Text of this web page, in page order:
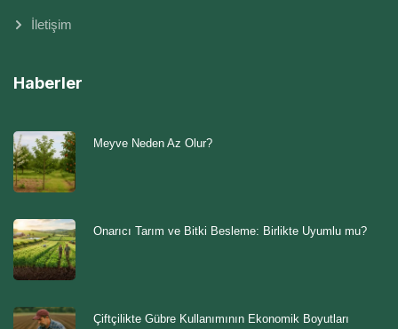
İletişim
Haberler
Meyve Neden Az Olur?
Onarıcı Tarım ve Bitki Besleme: Birlikte Uyumlu mu?
Çiftçilikte Gübre Kullanımının Ekonomik Boyutları